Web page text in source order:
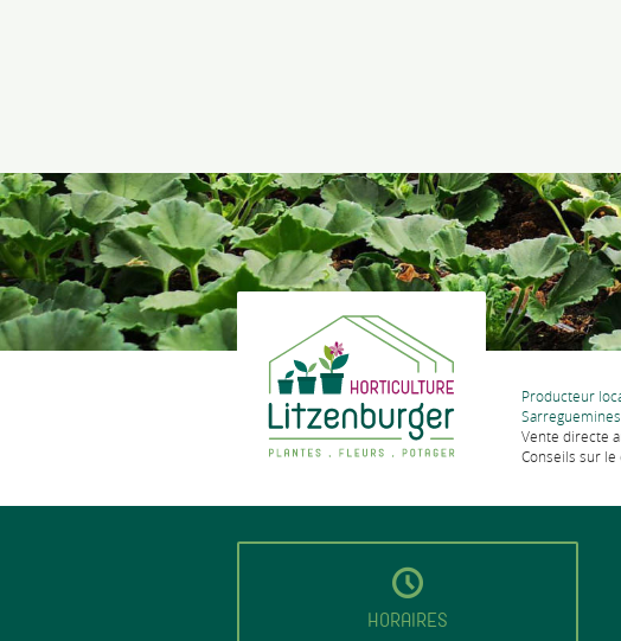
Producteur
Sarreguemines
Vente directe
Conseils sur
HORAIRES